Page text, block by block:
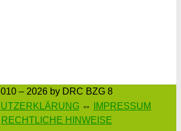
– 2026 by DRC BZG 8
⇔
IMPRESSUM
RECHTLICHE HINWEISE